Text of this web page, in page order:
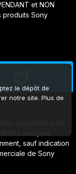
et NON
produits Sony
appellations de
des marques
sauf indication
de Sony
le dépôt de
notre site. Plus de